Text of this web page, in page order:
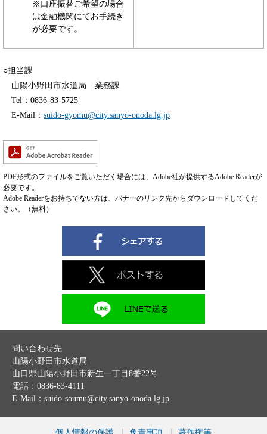
※口座振替ご希望の場合
は金融機関にてお手続き
が必要です。
○担当課
山陽小野田市水道局 業務課
Tel：0836-83-5725
E-Mail： suido-gyomu@city.sanyo-onoda.lg.jp
PDF形式のファイルをご覧いただく場合には、Adobe社が提供するAdobe Readerが
必要です。
Adobe Readerをお持ちでない方は、バナーのリンク先からダウンロードしてくだ
さい。（無料）
問い合わせ先
山陽小野田市水道局
山口県山陽小野田市新生一丁目8番22号
電話：0836-83-4111
E-Mail： suido-soumu@city.sanyo-onoda.lg.jp